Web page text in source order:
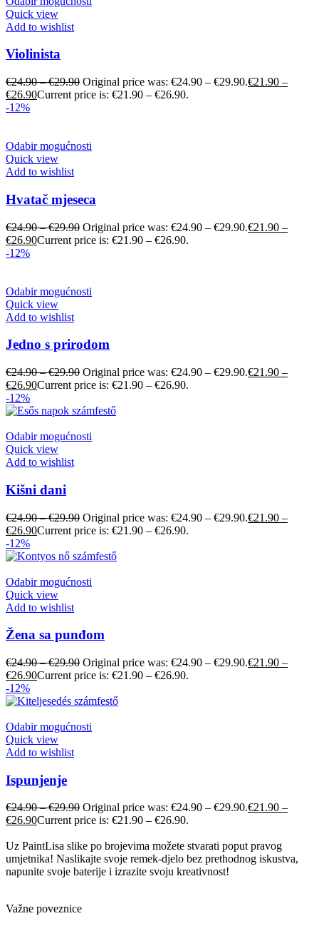
Quick view
Add to wishlist
Violinista
€24.90–€29.90 Original price was: €24.90 – €29.90.€21.90 –
€26.90Current price is: €21.90 – €26.90.
-12%
Odabir mogućnosti
Quick view
Add to wishlist
Hvatač mjeseca
€24.90–€29.90 Original price was: €24.90 – €29.90.€21.90 –
€26.90Current price is: €21.90 – €26.90.
-12%
Odabir mogućnosti
Quick view
Add to wishlist
Jedno s prirodom
€24.90–€29.90 Original price was: €24.90 – €29.90.€21.90 –
€26.90Current price is: €21.90 – €26.90.
-12%
Odabir mogućnosti
Quick view
Add to wishlist
Kišni dani
€24.90–€29.90 Original price was: €24.90 – €29.90.€21.90 –
€26.90Current price is: €21.90 – €26.90.
-12%
Odabir mogućnosti
Quick view
Add to wishlist
Žena sa punđom
€24.90–€29.90 Original price was: €24.90 – €29.90.€21.90 –
€26.90Current price is: €21.90 – €26.90.
-12%
Odabir mogućnosti
Quick view
Add to wishlist
Ispunjenje
€24.90–€29.90 Original price was: €24.90 – €29.90.€21.90 –
€26.90Current price is: €21.90 – €26.90.
Uz PaintLisa slike po brojevima možete stvarati poput pravog
umjetnika! Naslikajte svoje remek-djelo bez prethodnog iskustva,
napunite svoje baterije i izrazite svoju kreativnost!
Važne poveznice